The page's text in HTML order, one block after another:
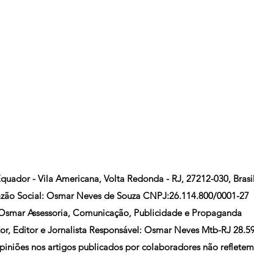
- Vila Americana, Volta Redonda - RJ, 27212-030, Brasil
Social: Osmar Neves de Souza CNPJ:26.114.800/0001-27
Assessoria, Comunicação, Publicidade e Propaganda
Editor e Jornalista Responsável: Osmar Neves Mtb-RJ
nos artigos publicados por colaboradores não